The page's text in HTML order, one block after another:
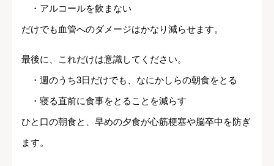
・アルコールを飲まない
だけでも血管へのダメージはかなり減らせます。
最後に、これだけは意識してください。
・週のうち3日だけでも、なにかしらの朝食をとる
・寝る直前に食事をとることを減らす
ひと口の朝食と、早めの夕食が心筋梗塞や脳卒中を防ぎ
ます。